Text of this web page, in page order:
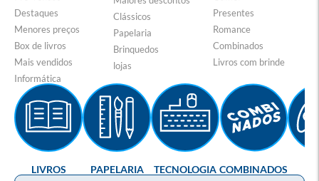
Destaques
Menores preços
Box de livros
Mais vendidos
Informática
Clássicos
Papelaria
Brinquedos
lojas
Presentes
Romance
Combinados
Livros com brinde
LIVROS PAPELARIA TECNOLOGIA COMBINADOS